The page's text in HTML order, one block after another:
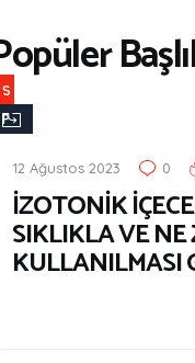
S
P
12 Ağustos 2023 0
İZOTONİK
SIKLIKLA VE
KULLANILMASI